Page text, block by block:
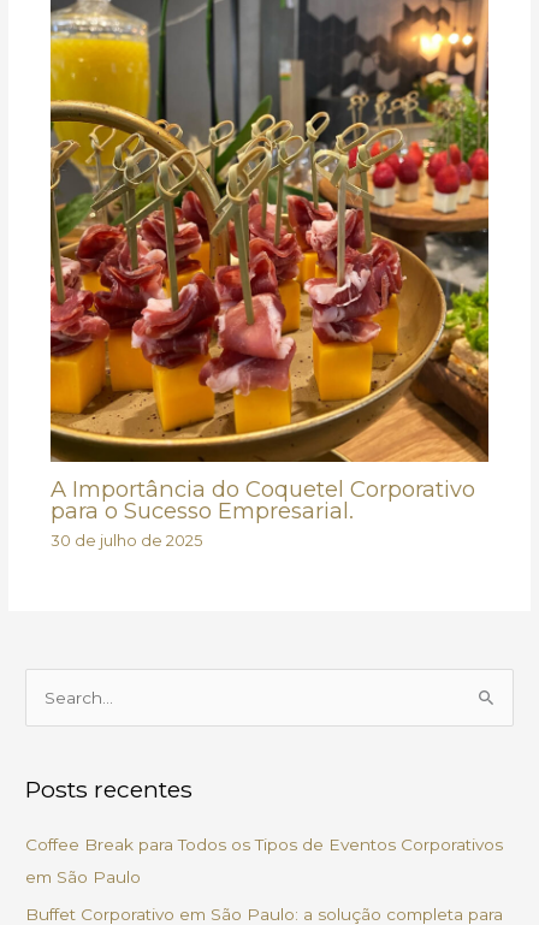
A Importância do Coquetel Corporativo
para o Sucesso Empresarial.
30 de julho de 2025
q
Posts recentes
Coffee Break para Todos os Tipos de Eventos Corporativos
em São Paulo
Buffet Corporativo em São Paulo: a solução completa para